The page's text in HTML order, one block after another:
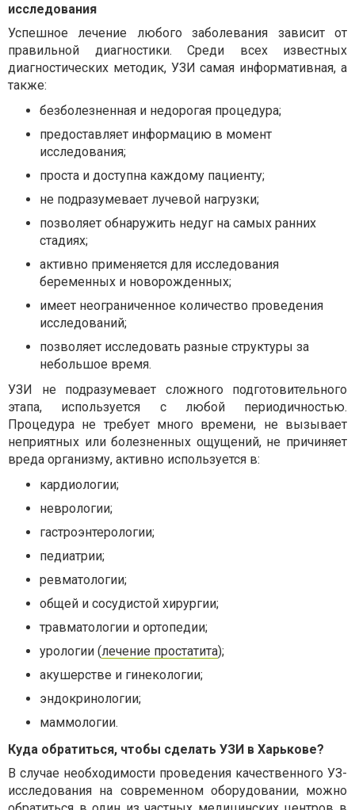
исследования
Успешное лечение любого заболевания зависит от
правильной диагностики. Среди всех известных
диагностических методик, УЗИ самая информативная, а
также:
безболезненная и недорогая процедура;
предоставляет информацию в момент
исследования;
проста и доступна каждому пациенту;
не подразумевает лучевой нагрузки;
позволяет обнаружить недуг на самых ранних
стадиях;
активно применяется для исследования
беременных и новорожденных;
имеет неограниченное количество проведения
исследований;
позволяет исследовать разные структуры за
небольшое время.
УЗИ не подразумевает сложного подготовительного
этапа, используется с любой периодичностью.
Процедура не требует много времени, не вызывает
неприятных или болезненных ощущений, не причиняет
вреда организму, активно используется в:
кардиологии;
неврологии;
гастроэнтерологии;
педиатрии;
ревматологии;
общей и сосудистой хирургии;
травматологии и ортопедии;
урологии (лечение простатита);
акушерстве и гинекологии;
эндокринологии;
маммологии.
Куда обратиться, чтобы сделать УЗИ в Харькове?
В случае необходимости проведения качественного УЗ-
исследования на современном оборудовании, можно